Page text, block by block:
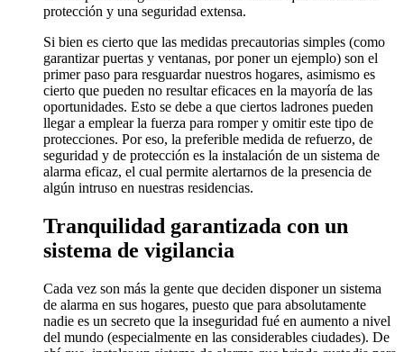
protección y una seguridad extensa.
Si bien es cierto que las medidas precautorias simples (como
garantizar puertas y ventanas, por poner un ejemplo) son el
primer paso para resguardar nuestros hogares, asimismo es
cierto que pueden no resultar eficaces en la mayoría de las
oportunidades. Esto se debe a que ciertos ladrones pueden
llegar a emplear la fuerza para romper y omitir este tipo de
protecciones. Por eso, la preferible medida de refuerzo, de
seguridad y de protección es la instalación de un sistema de
alarma eficaz, el cual permite alertarnos de la presencia de
algún intruso en nuestras residencias.
Tranquilidad garantizada con un
sistema de vigilancia
Cada vez son más la gente que deciden disponer un sistema
de alarma en sus hogares, puesto que para absolutamente
nadie es un secreto que la inseguridad fué en aumento a nivel
del mundo (especialmente en las considerables ciudades). De